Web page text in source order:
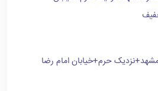
حرم+خیابان امام رضا